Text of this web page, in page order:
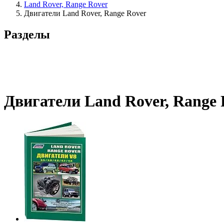
Land Rover, Range Rover
Двигатели Land Rover, Range Rover
Разделы
Двигатели Land Rover, Range